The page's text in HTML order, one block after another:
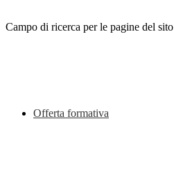
Campo di ricerca per le pagine del sito
Offerta formativa